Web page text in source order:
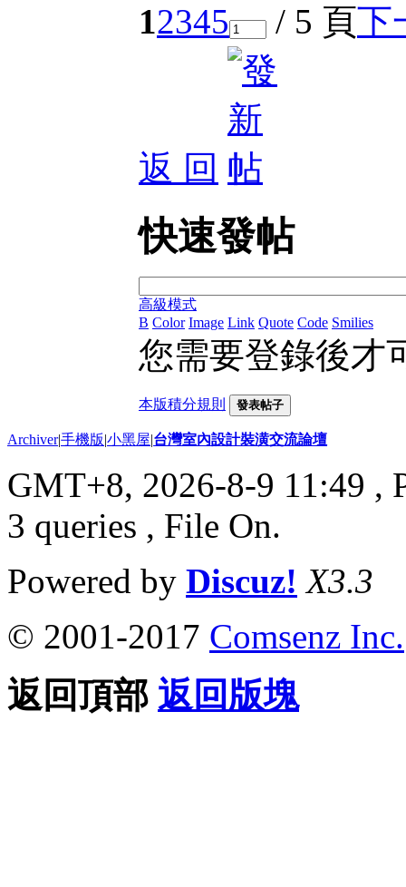
12345 / 5 頁下
返 回
快速發帖
高級模式
B Color Image Link Quote Code Smilies
您需要登錄後才
本版積分規則 發表帖子
Archiver|手機版|小黑屋|台灣室內設計裝潢交流論壇
GMT+8, 2026-8-9 11:49 ,
3 queries , File On.
Powered by Discuz! X3.3
© 2001-2017 Comsenz Inc.
返回頂部 返回版塊